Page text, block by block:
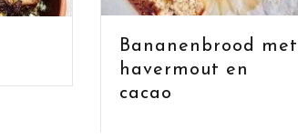
Bananenbrood met
havermout en
cacao